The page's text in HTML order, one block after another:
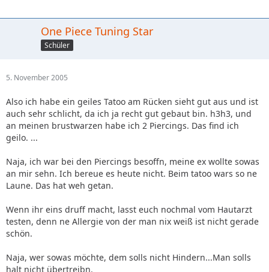
One Piece Tuning Star
Schüler
5. November 2005
Also ich habe ein geiles Tatoo am Rücken sieht gut aus und ist
auch sehr schlicht, da ich ja recht gut gebaut bin. h3h3, und
an meinen brustwarzen habe ich 2 Piercings. Das find ich
geilo. ...
Naja, ich war bei den Piercings besoffn, meine ex wollte sowas
an mir sehn. Ich bereue es heute nicht. Beim tatoo wars so ne
Laune. Das hat weh getan.
Wenn ihr eins druff macht, lasst euch nochmal vom Hautarzt
testen, denn ne Allergie von der man nix weiß ist nicht gerade
schön.
Naja, wer sowas möchte, dem solls nicht Hindern...Man solls
halt nicht übertreibn.